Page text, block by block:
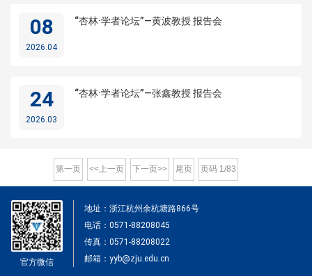
08
2026.04
“杏林·学者论坛”—黄波教授 报告会
24
2026.03
“杏林·学者论坛”—张鑫教授 报告会
第一页 <<上一页 下一页>> 尾页 页码 1 /83
官方微信
地址：浙江杭州余杭塘路866号
电话：0571-88208045
传真：0571-88208022
邮箱：yyb@zju.edu.cn